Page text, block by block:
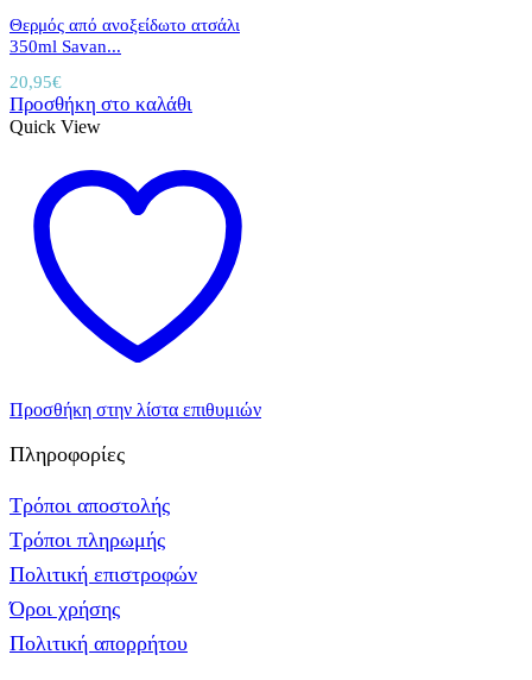
Θερμός από ανοξείδωτο ατσάλι
350ml Savan...
20,95€
Προσθήκη στο καλάθι
Quick View
Προσθήκη στην λίστα επιθυμιών
Πληροφορίες
Τρόποι αποστολής
Τρόποι πληρωμής
Πολιτική επιστροφών
Όροι χρήσης
Πολιτική απορρήτου